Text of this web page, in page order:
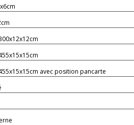
avec position pancarte